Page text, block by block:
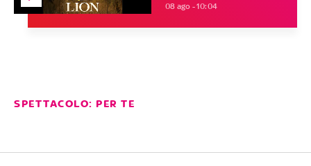
08 ago - 10:04
SPETTACOLO: PER TE